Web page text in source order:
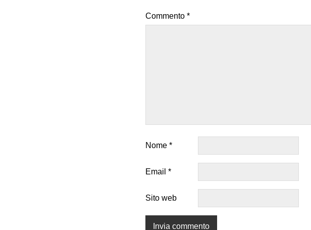
Commento *
Nome *
Email *
Sito web